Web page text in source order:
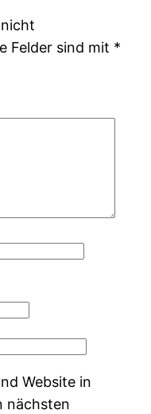
Felder sind mit *
Website in
nächsten